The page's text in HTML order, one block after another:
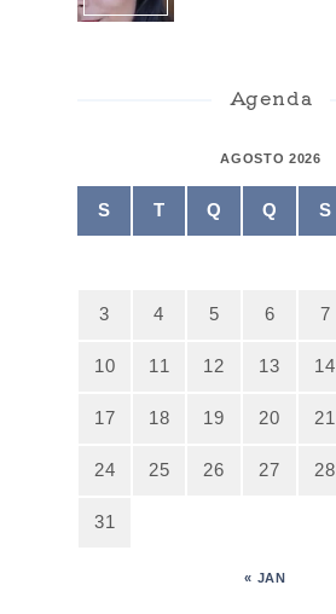
Agenda
AGOSTO 2026
S T Q Q S
3 4 5 6 7
10 11 12 13 14
17 18 19 20 21
24 25 26 27 28
31
« JAN